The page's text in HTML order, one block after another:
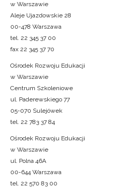
w Warszawie
Aleje Ujazdowskie 28
00-478 Warszawa
tel. 22 345 37 00
fax 22 345 37 70
Ośrodek Rozwoju Edukacji
w Warszawie
Centrum Szkoleniowe
ul. Paderewskiego 77
05-070 Sulejówek
tel. 22 783 37 84
Ośrodek Rozwoju Edukacji
w Warszawie
ul. Polna 46A
00-644 Warszawa
tel. 22 570 83 00